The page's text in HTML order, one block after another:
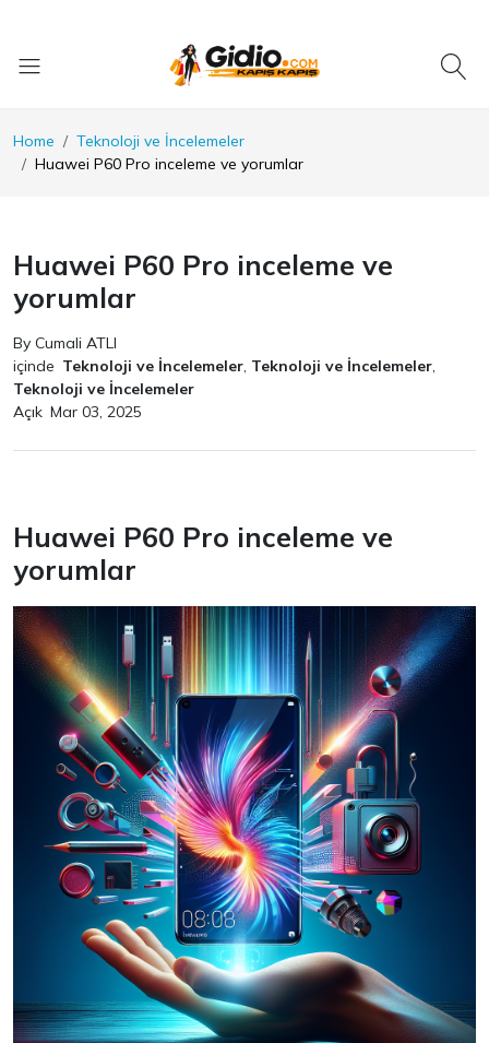
Home
Teknoloji ve İncelemeler
Huawei P60 Pro inceleme ve yorumlar
Huawei P60 Pro inceleme ve
yorumlar
By Cumali ATLI
içinde Teknoloji ve İncelemeler, Teknoloji ve İncelemeler,
Teknoloji ve İncelemeler
Açık Mar 03, 2025
Huawei P60 Pro inceleme ve
yorumlar